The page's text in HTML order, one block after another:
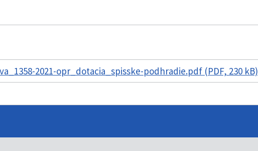
2021-opr_dotacia_spisske-podhradie.pdf (PDF, 230 kB)